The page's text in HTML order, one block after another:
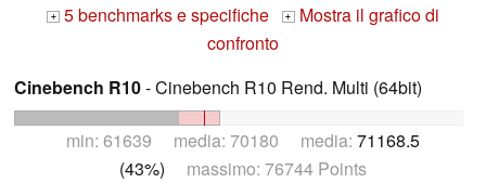
+ 5 benchmarks e specifiche + Mostra il grafico di
confronto
Cinebench R10- Cinebench R10 Rend. Multi (64bit)
min: 61639 media: 70180 media: 71168.5
(43%) massimo: 76744 Points